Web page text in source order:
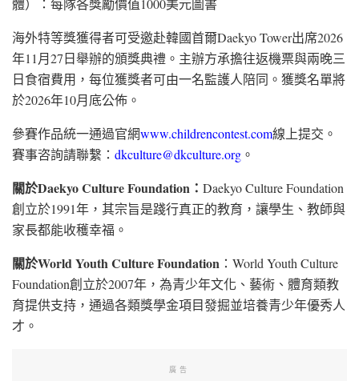
體）：每隊各獎勵價值1000美元圖書
海外特等獎獲得者可受邀赴韓國首爾Daekyo Tower出席2026
年11月27日舉辦的頒獎典禮。主辦方承擔往返機票與兩晚三
日食宿費用，每位獲獎者可由一名監護人陪同。獲獎名單將
於2026年10月底公佈。
參賽作品統一通過官網www.childrencontest.com線上提交。
賽事咨詢請聯繫： dkculture@dkculture.org 。
關於Daekyo Culture Foundation： Daekyo Culture Foundation
創立於1991年，其宗旨是踐行真正的教育，讓學生、教師與
家長都能收穫幸福。
關於World Youth Culture Foundation ：World Youth Culture
Foundation創立於2007年，為青少年文化、藝術、體育類教
育提供支持，通過各類獎學金項目發掘並培養青少年優秀人
才。
廣告